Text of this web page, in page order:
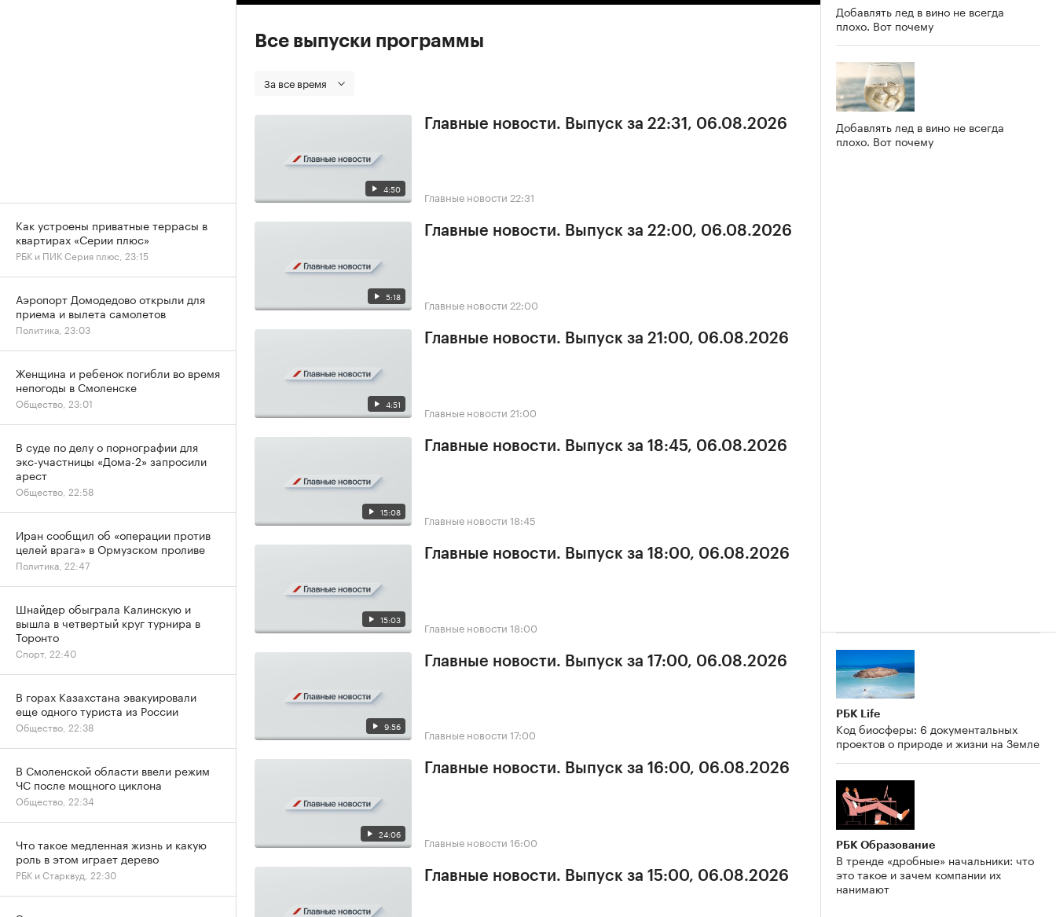
Все выпуски программы
За все время
4:50
Главные новости. Выпуск за 22:31, 06.08.2026
Главные новости 22:31
5:18
Главные новости. Выпуск за 22:00, 06.08.2026
Главные новости 22:00
4:51
Главные новости. Выпуск за 21:00, 06.08.2026
Главные новости 21:00
15:08
Главные новости. Выпуск за 18:45, 06.08.2026
Главные новости 18:45
15:03
Главные новости. Выпуск за 18:00, 06.08.2026
Главные новости 18:00
9:56
Главные новости. Выпуск за 17:00, 06.08.2026
Главные новости 17:00
24:06
Главные новости. Выпуск за 16:00, 06.08.2026
Главные новости 16:00
Главные новости. Выпуск за 15:00, 06.08.2026
Добавлять лед в вино не всегда
плохо. Вот почему
Добавлять лед в вино не всегда
плохо. Вот почему
РБК Life
Код биосферы: 6 документальных
проектов о природе и жизни на Земле
РБК Образование
В тренде «дробные» начальники: что
это такое и зачем компании их
нанимают
Как устроены приватные террасы в
квартирах «Серии плюс»
РБК и ПИК Серия плюс, 23:15
Аэропорт Домодедово открыли для
приема и вылета самолетов
Политика, 23:03
Женщина и ребенок погибли во время
непогоды в Смоленске
Общество, 23:01
В суде по делу о порнографии для
экс-участницы «Дома-2» запросили
арест
Общество, 22:58
Иран сообщил об «операции против
целей врага» в Ормузском проливе
Политика, 22:47
Шнайдер обыграла Калинскую и
вышла в четвертый круг турнира в
Торонто
Спорт, 22:40
В горах Казахстана эвакуировали
еще одного туриста из России
Общество, 22:38
В Смоленской области ввели режим
ЧС после мощного циклона
Общество, 22:34
Что такое медленная жизнь и какую
роль в этом играет дерево
РБК и Старквуд, 22:30